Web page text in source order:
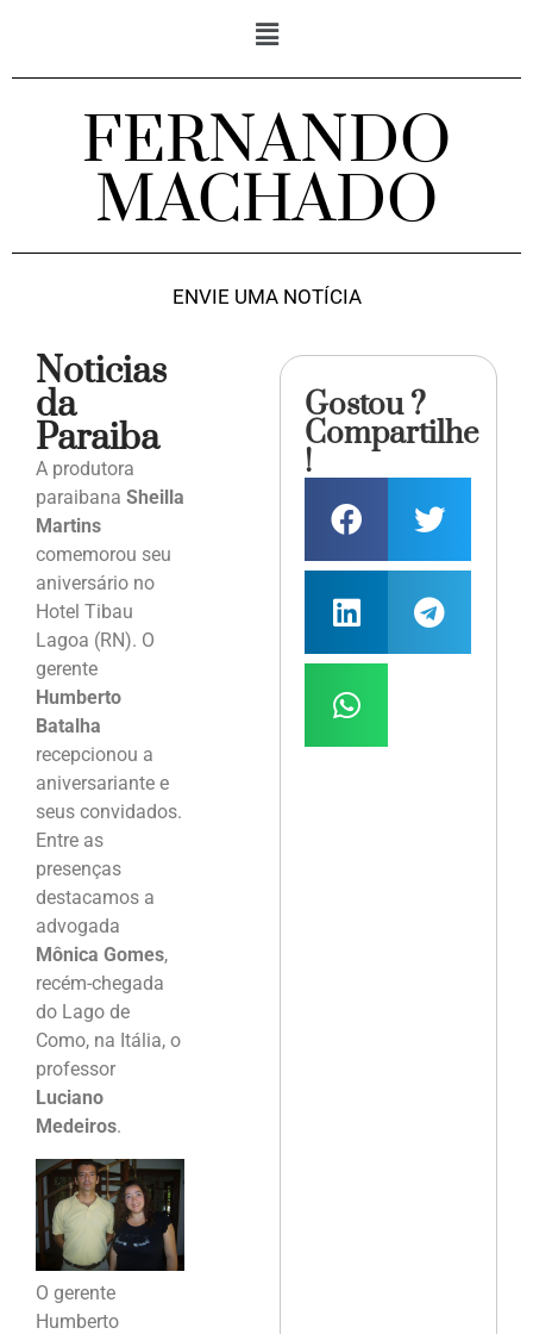
FERNANDO
MACHADO
ENVIE UMA NOTÍCIA
Noticias
da
Paraiba
A produtora
paraibana Sheilla
Martins
comemorou seu
aniversário no
Hotel Tibau
Lagoa (RN). O
gerente
Humberto
Batalha
recepcionou a
aniversariante e
seus convidados.
Entre as
presenças
destacamos a
advogada
Mônica Gomes,
recém-chegada
do Lago de
Como, na Itália, o
professor
Luciano
Medeiros.
O gerente
Humberto
Gostou ?
Compartilhe
!